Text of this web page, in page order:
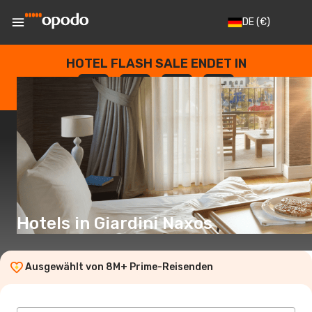
DE(€)
HOTEL FLASH SALE ENDET IN
--
TAGE
: --
STUNDEN
: --
SEKUNDEN
Hotels in Giardini Naxos
Ausgewählt von 8M+ Prime-Reisenden